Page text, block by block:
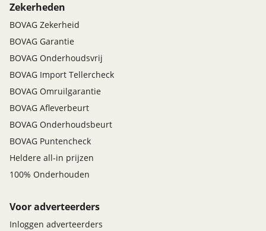
Zekerheden
BOVAG Zekerheid
BOVAG Garantie
BOVAG Onderhoudsvrij
BOVAG Import Tellercheck
BOVAG Omruilgarantie
BOVAG Afleverbeurt
BOVAG Onderhoudsbeurt
BOVAG Puntencheck
Heldere all-in prijzen
100% Onderhouden
Voor adverteerders
Inloggen adverteerders